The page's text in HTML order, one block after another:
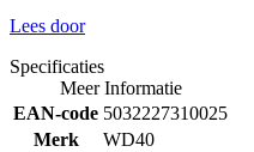
Lees door
Specificaties
Meer Informatie
EAN-code 5032227310025
Merk
WD40